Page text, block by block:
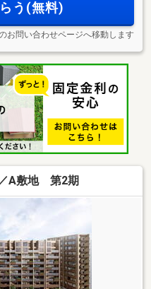
う(無料)
お問い合わせページへ移動します
A敷地 第2期